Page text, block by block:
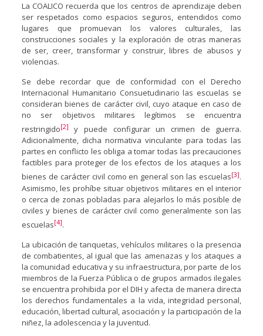
La COALICO recuerda que los centros de aprendizaje deben
ser respetados como espacios seguros, entendidos como
lugares que promuevan los valores culturales, las
construcciones sociales y la exploración de otras maneras
de ser, creer, transformar y construir, libres de abusos y
violencias.
Se debe recordar que de conformidad con el Derecho
Internacional Humanitario Consuetudinario las escuelas se
consideran bienes de carácter civil, cuyo ataque en caso de
no ser objetivos militares legítimos se encuentra
restringido[2]
y puede configurar un crimen de guerra.
Adicionalmente, dicha normativa vinculante para todas las
partes en conflicto les obliga a tomar todas las precauciones
factibles para proteger de los efectos de los ataques a los
bienes de carácter civil como en general son las escuelas[3].
Asimismo, les prohíbe situar objetivos militares en el interior
o cerca de zonas pobladas para alejarlos lo más posible de
civiles y bienes de carácter civil como generalmente son las
escuelas[4].
La ubicación de tanquetas, vehículos militares o la presencia
de combatientes, al igual que las amenazas y los ataques a
la comunidad educativa y su infraestructura, por parte de los
miembros de la Fuerza Pública o de grupos armados ilegales
se encuentra prohibida por el DIH y afecta de manera directa
los derechos fundamentales a la vida, integridad personal,
educación, libertad cultural, asociación y la participación de la
niñez, la adolescencia y la juventud.